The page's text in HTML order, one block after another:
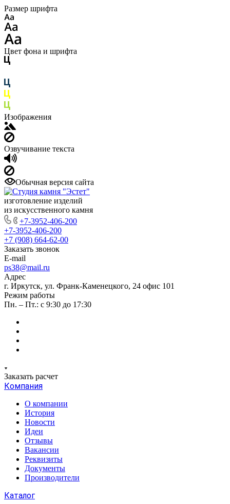
Размер шрифта
Цвет фона и шрифта
Изображения
Озвучивание текста
Обычная версия сайта
изготовление изделий
из искусственного камня
+7-3952-406-200
+7-3952-406-200
+7 (908) 664-62-00
Заказать звонок
E-mail
ps38@mail.ru
Адрес
г. Иркутск, ул. Франк-Каменецкого, 24 офис 101
Режим работы
Пн. – Пт.: с 9:30 до 17:30
Заказать расчет
Компания
О компании
История
Новости
Идеи
Отзывы
Вакансии
Реквизиты
Документы
Производители
Каталог